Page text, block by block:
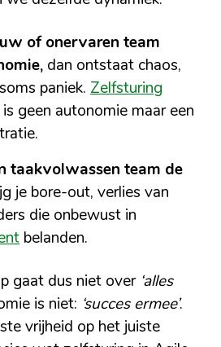
of onervaren team
dan ontstaat chaos,
paniek. Zelfsturing
geen autonomie maar een
taakvolwassen team de
je bore-out, verlies van
die onbewust in
belanden.
gaat dus niet over ‘alles
is niet: ‘succes ermee’.
vrijheid op het juiste